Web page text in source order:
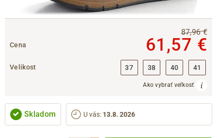
Cena
87,96 €
61,57 €
Velikost 37 38 40 41
Ako vybrať veľkosť
Skladom U vás: 13.8. 2026